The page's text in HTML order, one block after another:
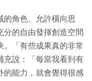
的角色、允許橫向思
的自由發揮創造空間
「有些成果真的非常
充說：「每當我看到有
的能力，就會覺得很感